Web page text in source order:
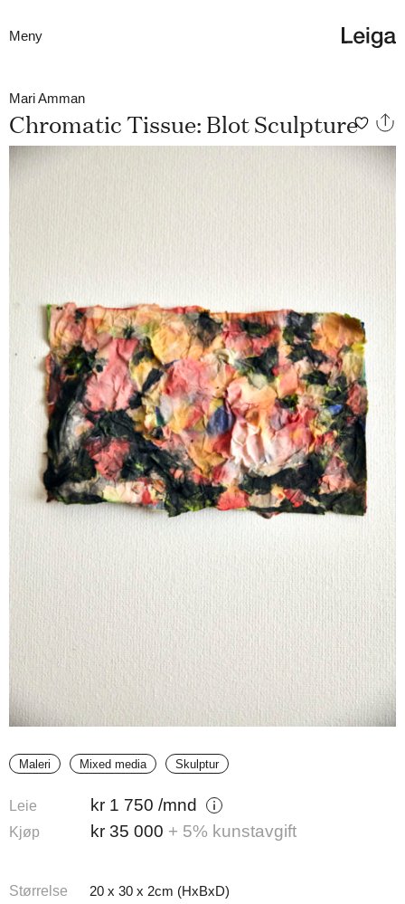
Meny
Mari Amman
Chromatic Tissue: Blot Sculpture
Maleri Mixed media Skulptur
Leie kr 1 750 /mnd
Kjøp kr 35 000 + 5% kunstavgift
Størrelse
20 x 30 x 2cm (HxBxD)